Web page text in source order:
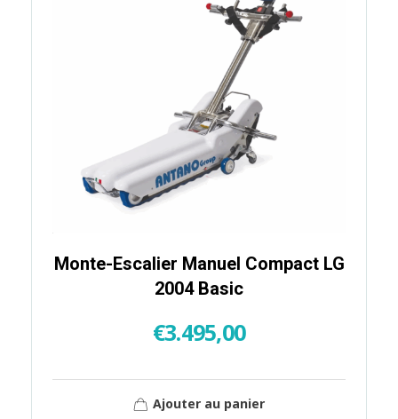
Monte-Escalier Manuel Compact LG
2004 Basic
€3.495,00
Ajouter au panier